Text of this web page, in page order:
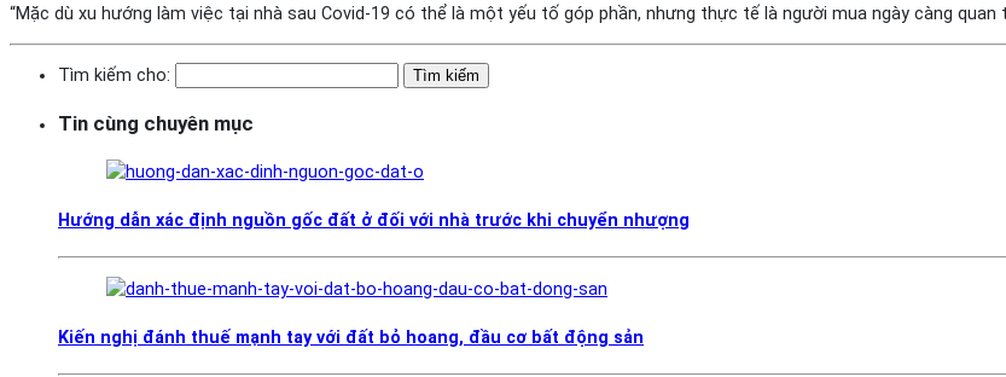
“Mặc dù xu hướng làm việc tại nhà sau Covid-19 có thể là một yếu tố góp phần, nhưng thực tế là người mua ngày càng quan
Tìm kiếm cho:
Tin cùng chuyên mục
Hướng dẫn xác định nguồn gốc đất ở đối với nhà trước khi chuyển nhượng
Kiến nghị đánh thuế mạnh tay với đất bỏ hoang, đầu cơ bất động sản